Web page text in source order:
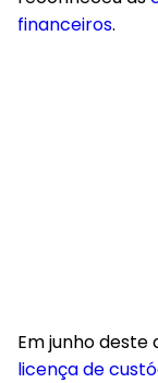
financeiros.
Em junho deste
licença de